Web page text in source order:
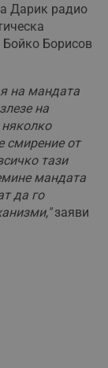
Дарик радио
Борисов
на мандата
на
смирение от
тази
мандата
да го
заяви